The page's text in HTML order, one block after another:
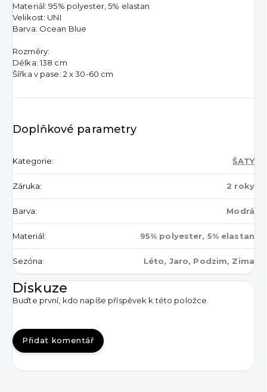
Materiál: 95% polyester, 5% elastan
Velikost: UNI
Barva: Ocean Blue
Rozměry:
Délka: 138 cm
Šířka v pase: 2 x 30-60 cm
Doplňkové parametry
Kategorie: ŠATY
Záruka: 2 roky
Barva: Modrá
Materiál: 95% polyester, 5% elastan
Sezóna: Léto, Jaro, Podzim, Zima
Diskuze
Buďte první, kdo napíše příspěvek k této položce.
Přidat komentář